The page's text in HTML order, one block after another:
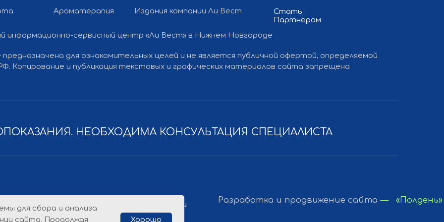
Стать
Партнером
информационно-сервисный центр «Ли Вест» в Нижнем Новгороде
для ознакомительных целей и не является публичной офертой, определяемой
Копирование и публикация текстовых и графических материалов сайта запрещена
Издания компании Ли Вест
Ароматерапия
НЕОБХОДИМА КОНСУЛЬТАЦИЯ СПЕЦИАЛИСТА
Политика конфиденциальности — «Полдень»
Разработка и продвижение сайта
для сбора и анализа
сайта. Продолжая
Хорошо